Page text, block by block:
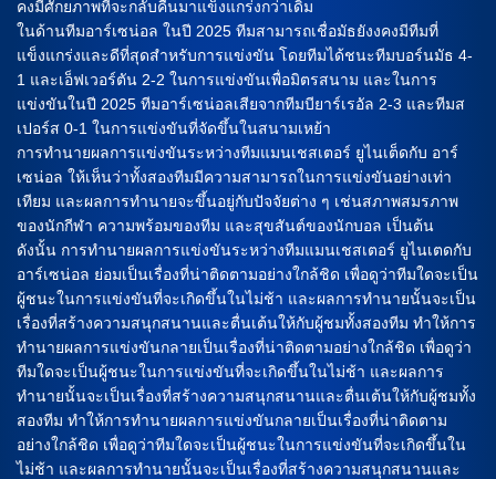
คงมีศักยภาพที่จะกลับคืนมาแข็งแกร่งกว่าเดิม
ในด้านทีมอาร์เซน่อล ในปี 2025 ทีมสามารถเชื่อมัธยังงคงมีทีมที่
แข็งแกร่งและดีที่สุดสำหรับการแข่งขัน โดยทีมได้ชนะทีมบอร์นมัธ 4-
1 และเอ็ฟเวอร์ตัน 2-2 ในการแข่งขันเพื่อมิตรสนาม และในการ
แข่งขันในปี 2025 ทีมอาร์เซน่อลเสียจากทีมบียาร์เรอัล 2-3 และทีมส
เปอร์ส 0-1 ในการแข่งขันที่จัดขึ้นในสนามเหย้า
การทำนายผลการแข่งขันระหว่างทีมแมนเชสเตอร์ ยูไนเต็ดกับ อาร์
เซน่อล ให้เห็นว่าทั้งสองทีมมีความสามารถในการแข่งขันอย่างเท่า
เทียม และผลการทำนายจะขึ้นอยู่กับปัจจัยต่าง ๆ เช่นสภาพสมรภาพ
ของนักกีฬา ความพร้อมของทีม และสุขสันต์ของนักบอล เป็นต้น
ดังนั้น การทำนายผลการแข่งขันระหว่างทีมแมนเชสเตอร์ ยูไนเตดกับ
อาร์เซน่อล ย่อมเป็นเรื่องที่น่าติดตามอย่างใกล้ชิด เพื่อดูว่าทีมใดจะเป็น
ผู้ชนะในการแข่งขันที่จะเกิดขึ้นในไม่ช้า และผลการทำนายนั้นจะเป็น
เรื่องที่สร้างความสนุกสนานและตื่นเต้นให้กับผู้ชมทั้งสองทีม ทำให้การ
ทำนายผลการแข่งขันกลายเป็นเรื่องที่น่าติดตามอย่างใกล้ชิด เพื่อดูว่า
ทีมใดจะเป็นผู้ชนะในการแข่งขันที่จะเกิดขึ้นในไม่ช้า และผลการ
ทำนายนั้นจะเป็นเรื่องที่สร้างความสนุกสนานและตื่นเต้นให้กับผู้ชมทั้ง
สองทีม ทำให้การทำนายผลการแข่งขันกลายเป็นเรื่องที่น่าติดตาม
อย่างใกล้ชิด เพื่อดูว่าทีมใดจะเป็นผู้ชนะในการแข่งขันที่จะเกิดขึ้นใน
ไม่ช้า และผลการทำนายนั้นจะเป็นเรื่องที่สร้างความสนุกสนานและ